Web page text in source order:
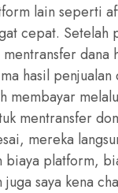
lain seperti
cepat. Setelah
dana
hasil
membayar
mentransfer
mereka
platform,
saya kena